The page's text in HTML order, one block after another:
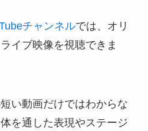
チャンネルでは、オリ
イブ映像を視聴できま
い動画だけではわからな
を通した表現やステージ